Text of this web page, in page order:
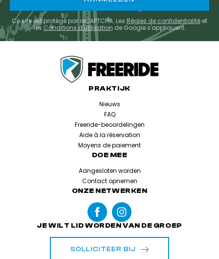
Ce site est protégé par reCAPTCHA. Les Règles de confidentialité et
les Conditions d'utilisation de Google s'appliquent.
PRAKTIJK
Nieuws
FAQ
Freeride-beoordelingen
Aide à la réservation
Moyens de paiement
DOE MEE
Aangesloten worden
Contact opnemen
ONZE NETWERKEN
JE WILT LID WORDEN VAN DE GROEP
SOLLICITEER BIJ